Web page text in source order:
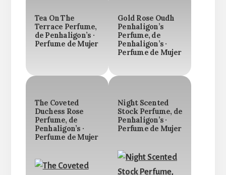
Tea On The
Terrace Perfume,
de Penhaligon’s ·
Perfume de Mujer
Gold Rose Oudh
Penhaligon’s
Perfume, de
Penhaligon’s ·
Perfume de Mujer
The Coveted
Duchess Rose
Perfume, de
Penhaligon’s ·
Perfume de Mujer
Night Scented
Stock Perfume, de
Penhaligon’s ·
Perfume de Mujer